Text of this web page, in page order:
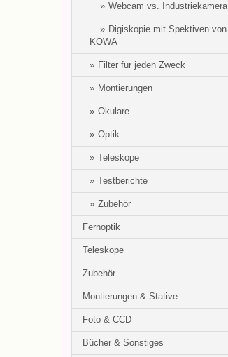
Webcam vs. Industriekamera
Digiskopie mit Spektiven von
KOWA
Filter für jeden Zweck
Montierungen
Okulare
Optik
Teleskope
Testberichte
Zubehör
Fernoptik
Teleskope
Zubehör
Montierungen & Stative
Foto & CCD
Bücher & Sonstiges